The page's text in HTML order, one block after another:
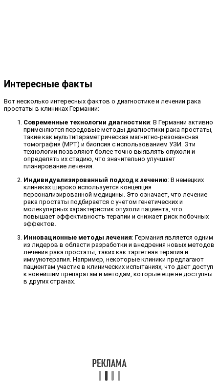
Интересные факты
Вот несколько интересных фактов о диагностике и лечении рака
простаты в клиниках Германии:
Современные технологии диагностики: В Германии активно
применяются передовые методы диагностики рака простаты,
такие как мультипараметрическая магнитно-резонансная
томография (МРТ) и биопсия с использованием УЗИ. Эти
технологии позволяют более точно выявлять опухоли и
определять их стадию, что значительно улучшает
планирование лечения.
Индивидуализированный подход к лечению: В немецких
клиниках широко используется концепция
персонализированной медицины. Это означает, что лечение
рака простаты подбирается с учетом генетических и
молекулярных характеристик опухоли пациента, что
повышает эффективность терапии и снижает риск побочных
эффектов.
Инновационные методы лечения: Германия является одним
из лидеров в области разработки и внедрения новых методов
лечения рака простаты, таких как таргетная терапия и
иммунотерапия. Например, некоторые клиники предлагают
пациентам участие в клинических испытаниях, что дает доступ
к новейшим препаратам и методам, которые еще не доступны
в других странах.